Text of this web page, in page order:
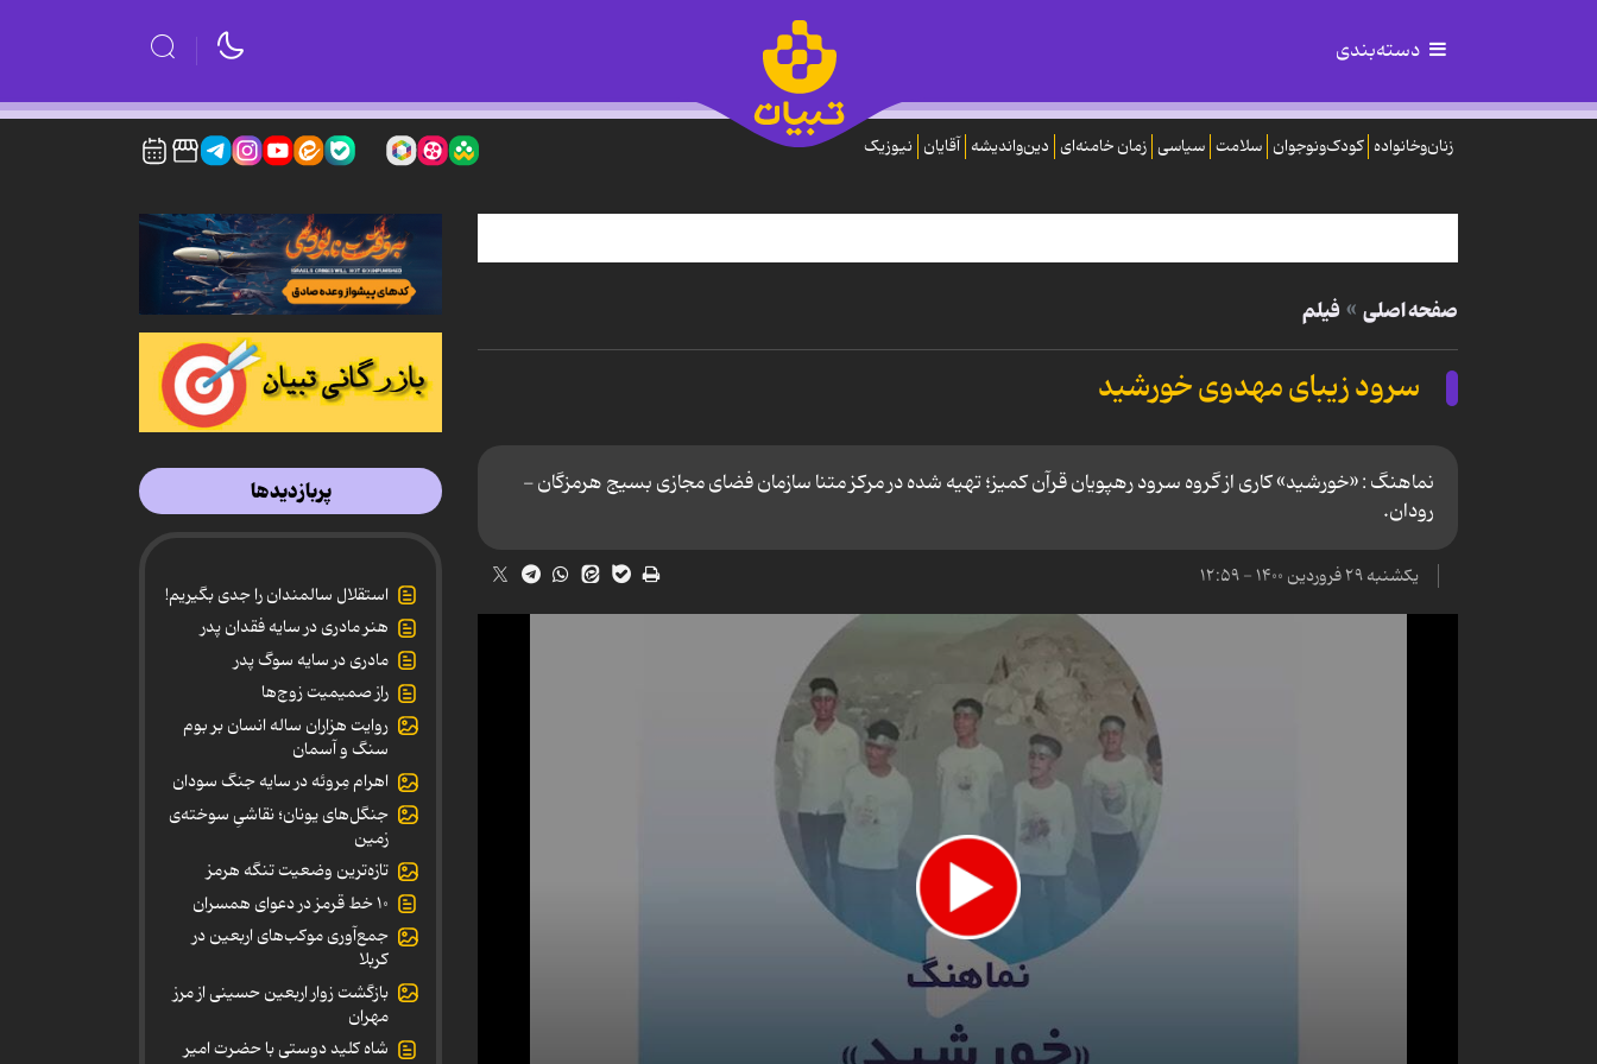
دسته‌بندی
زنان‌وخانواده کودک‌ونوجوان سلامت سیاسی زمان خامنه‌ای دین‌واندیشه آقایان نیوزیک
صفحه اصلی فیلم
سرود زیبای مهدوی خورشید
نماهنگ : «خورشید» کاری از گروه سرود رهپویان قرآن کمیز؛ تهیه شده در مرکز متنا سازمان فضای مجازی بسیج هرمزگان -
رودان.
یکشنبه ۲۹ فروردین ۱۴۰۰ - ۱۲:۵۹
پربازدیدها
استقلال سالمندان را جدی بگیریم!
هنر مادری در سایه‌ فقدان پدر
مادری در سایه سوگ پدر
راز صمیمیت زوج‌ها
روایت هزاران ساله انسان بر بوم
سنگ و آسمان
اهرام مِروئه در سایه جنگ سودان
جنگل‌های یونان؛ نقاشیِ سوخته‌ی
زمین
تازه‌ترین وضعیت تنگه هرمز
۱۰ خط قرمز در دعوای همسران
جمع‌آوری موکب‌های اربعین در
کربلا
بازگشت زوار اربعین حسینی از مرز
مهران
شاه کلید دوستی با حضرت امیر